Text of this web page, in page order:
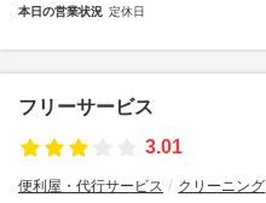
本日の営業状況 定休日
フリーサービス
3.01
便利屋・代行サービス クリーニング